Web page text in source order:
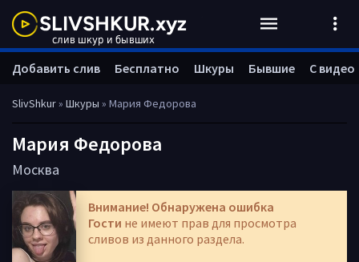
SlivShkur» Шкуры » Мария Федорова
Мария Федорова
Москва
Внимание! Обнаружена ошибка
Гости не имеют прав для просмотра
сливов из данного раздела.
Добавить слив Бесплатно Шкуры Бывшие С видео